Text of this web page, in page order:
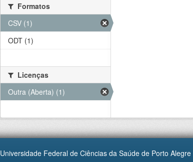
Formatos
CSV (1)
ODT (1)
Licenças
Outra (Aberta) (1)
Universidade Federal de Ciências da Saúde de Porto Alegre